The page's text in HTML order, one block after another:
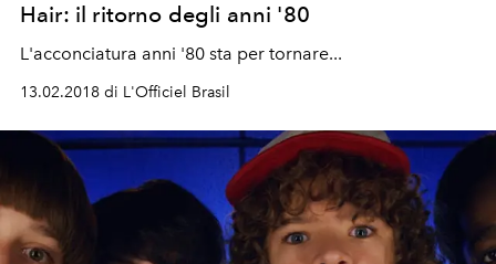
Hair: il ritorno degli anni '80
L'acconciatura anni '80 sta per tornare...
13.02.2018 di L'Officiel Brasil